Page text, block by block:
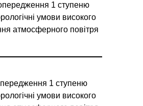
1 ступеню
умови високого
атмосферного повітря
1 ступеню
умови високого